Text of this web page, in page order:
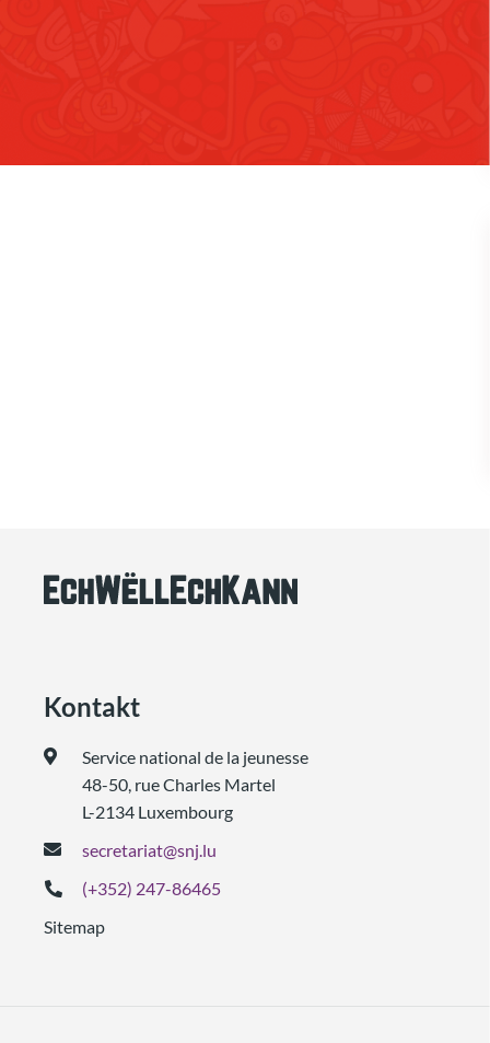
Kontakt
Service national de la jeunesse
48-50, rue Charles Martel
L-2134 Luxembourg
secretariat@snj.lu
(+352) 247-86465
Sitemap